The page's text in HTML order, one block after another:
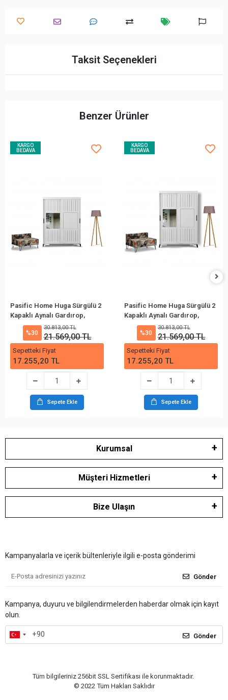
Taksit Seçenekleri
Benzer Ürünler
KARGO
BEDAVA
Pasific Home Huga Sürgülü 2
Kapaklı Aynalı Gardırop,
Beyaz, 130cm
%30
30.813,00 TL
21.569,00 TL
Sepetteki Fiyat
17.255,20 TL
Sepete Ekle
KARGO
BEDAVA
Pasific Home Huga Sürgülü 2
Kapaklı Aynalı Gardırop,
Beyaz, 120cm
%30
30.813,00 TL
21.569,00 TL
Sepetteki Fiyat
17.255,20 TL
Sepete Ekle
Kurumsal
Müşteri Hizmetleri
Bize Ulaşın
Kampanyalarla ve içerik bültenleriyle ilgili e-posta gönderimi
Gönder
Kampanya, duyuru ve bilgilendirmelerden haberdar olmak için kayıt
olun.
Gönder
Tüm bilgileriniz 256bit SSL Sertifikası ile korunmaktadır.
© 2022 Tüm Hakları Saklıdır